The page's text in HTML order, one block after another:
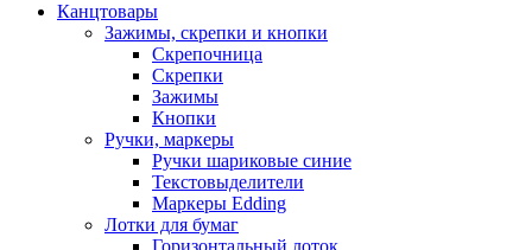
Канцтовары
Зажимы, скрепки и кнопки
Скрепочница
Скрепки
Зажимы
Кнопки
Ручки, маркеры
Ручки шариковые синие
Текстовыделители
Маркеры Edding
Лотки для бумаг
Горизонтальный лоток